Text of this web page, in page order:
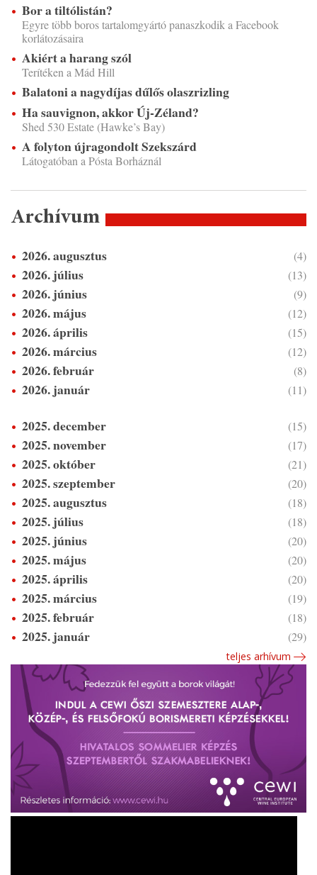
Bor a tiltólistán?
Egyre több boros tartalomgyártó panaszkodik a Facebook
korlátozásaira
Akiért a harang szól
Terítéken a Mád Hill
Balatoni a nagydíjas dűlős olaszrizling
Ha sauvignon, akkor Új-Zéland?
Shed 530 Estate (Hawke’s Bay)
A folyton újragondolt Szekszárd
Látogatóban a Pósta Borháznál
Archívum
2026. augusztus (4)
2026. július (13)
2026. június (9)
2026. május (12)
2026. április (15)
2026. március (12)
2026. február (8)
2026. január (11)
2025. december (15)
2025. november (17)
2025. október (21)
2025. szeptember (20)
2025. augusztus (18)
2025. július (18)
2025. június (20)
2025. május (20)
2025. április (20)
2025. március (19)
2025. február (18)
2025. január (29)
teljes arhívum